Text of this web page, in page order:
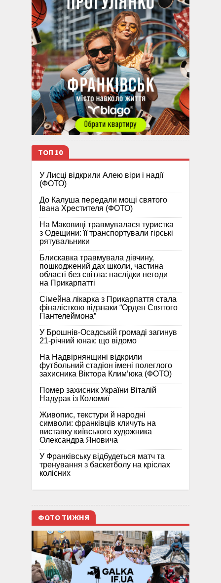
ТОП 10
У Лисці відкрили Алею віри і надії
(ФОТО)
До Калуша передали мощі святого
Івана Хрестителя (ФОТО)
На Маковиці травмувалася туристка
з Одещини: її транспортували гірські
рятувальники
Блискавка травмувала дівчину,
пошкоджений дах школи, частина
області без світла: наслідки негоди
на Прикарпатті
Сімейна лікарка з Прикарпаття стала
фіналісткою відзнаки “Орден Святого
Пантелеймона”
У Брошнів-Осадській громаді загинув
21-річний юнак: що відомо
На Надвірнянщині відкрили
футбольний стадіон імені полеглого
захисника Віктора Клим’юка (ФОТО)
Помер захисник України Віталій
Надурак із Коломиї
Живопис, текстури й народні
символи: франківців кличуть на
виставку київського художника
Олександра Яновича
У Франківську відбудеться матч та
тренування з баскетболу на кріслах
колісних
ФОТО ТИЖНЯ